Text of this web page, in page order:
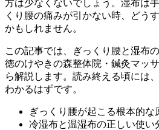
方は少なくないでしょう。湿布は
くり腰の痛みが引かない時、どう
かもしれません。
この記事では、ぎっくり腰と湿布
徳のけやきの森整体院・鍼灸マッ
ら解説します。読み終える頃には
わかるはずです。
ぎっくり腰が起こる根本的な
冷湿布と温湿布の正しい使い